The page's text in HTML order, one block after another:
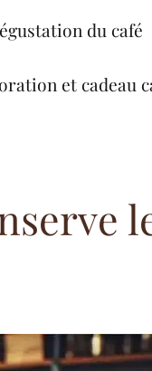
du café
et cadeau